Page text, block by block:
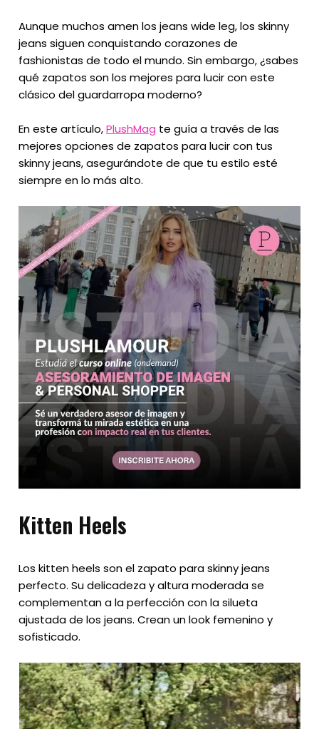
Aunque muchos amen los jeans wide leg, los skinny
jeans siguen conquistando corazones de
fashionistas de todo el mundo. Sin embargo, ¿sabes
qué zapatos son los mejores para lucir con este
clásico del guardarropa moderno?
En este artículo,PlushMag te guía a través de las
mejores opciones de zapatos para lucir con tus
skinny jeans, asegurándote de que tu estilo esté
siempre en lo más alto.
Kitten Heels
Los kitten heels son el zapato para skinny jeans
perfecto. Su delicadeza y altura moderada se
complementan a la perfección con la silueta
ajustada de los jeans. Crean un look femenino y
sofisticado.